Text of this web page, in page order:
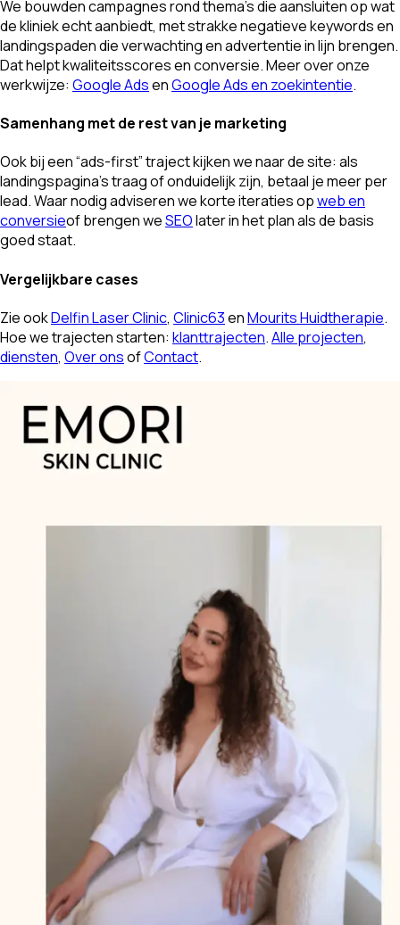
We bouwden campagnes rond thema’s die aansluiten op wat
de kliniek echt aanbiedt, met strakke negatieve keywords en
landingspaden die verwachting en advertentie in lijn brengen.
Dat helpt kwaliteitsscores en conversie. Meer over onze
werkwijze: Google AdsenGoogle Ads en zoekintentie.
Samenhang met de rest van je marketing
Ook bij een “ads-first” traject kijken we naar de site: als
landingspagina’s traag of onduidelijk zijn, betaal je meer per
lead. Waar nodig adviseren we korte iteraties opweb en
conversieof brengen weSEOlater in het plan als de basis
goed staat.
Vergelijkbare cases
Zie ookDelfin Laser Clinic, Clinic63enMourits Huidtherapie.
Hoe we trajecten starten: klanttrajecten.Alle projecten,
diensten, Over onsofContact.